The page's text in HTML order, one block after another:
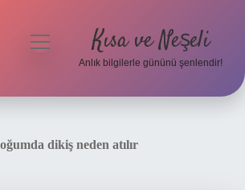
menüyü
Kısa ve Neşeli
Anlık bilgilerle gününü şenlendir!
dikiş neden atılır